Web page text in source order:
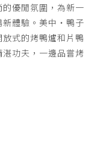
優閒氛圍，為新一
新體驗。美中‧鴨子
式的烤鴨爐和片鴨
功夫，一邊品嘗烤